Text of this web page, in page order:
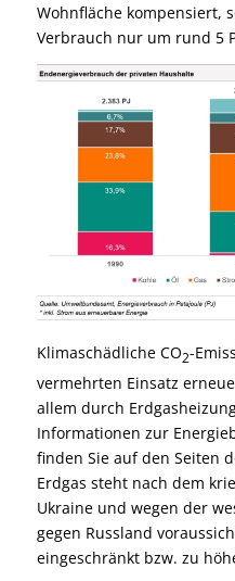
Wohnfläche kompensiert,
Verbrauch nur um rund 5
Klimaschädliche CO2-
vermehrten Einsatz
allem durch
Informationen zur
finden Sie auf den Seiten
Erdgas steht nach dem
Ukraine und wegen der
gegen Russland
eingeschränkt bzw. zu